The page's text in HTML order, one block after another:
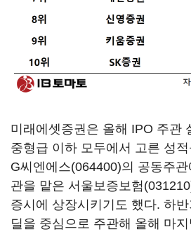
미래에셋증권은 올해 IPO 주관
중형급 이하 모두에서 고른 성
G씨엔에스(064400)의 공동주
관을 맡은 서울보증보험
증시에 상장시키기도 했다. 하
딜을 중심으로 주관해 올해 마